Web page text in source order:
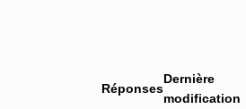
Réponses
Dernière
modification